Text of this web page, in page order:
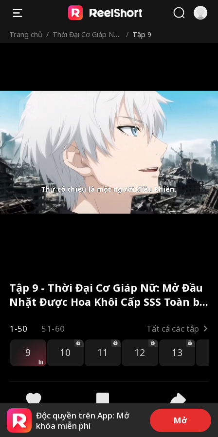
Trang chủ / Thời Đại Cơ Giáp Nữ:
/ Tập 9
Tập 9 - Thời Đại Cơ Giáp Nữ: Mở Đầu
Nhặt Được Hoa Khôi Cấp SSS Toàn bộ
1-50 51-60 Tất cả các tập
9 10 11 12 13
124 16.4k Chia sẻ
Độc quyền trên App: Mở
khóa miễn phí
Mở